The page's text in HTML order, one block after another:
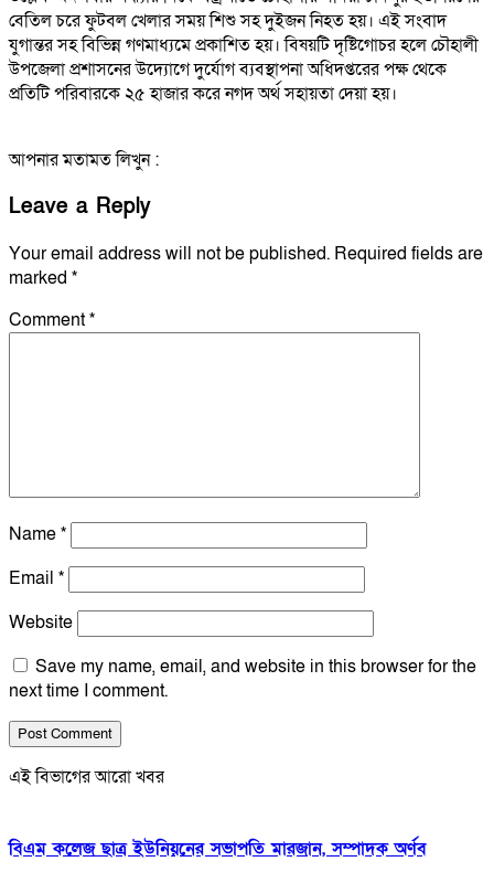
বেতিল চরে ফুটবল খেলার সময় শিশু সহ দুইজন নিহত হয়। এই সংবাদ
যুগান্তর সহ বিভিন্ন গণমাধ্যমে প্রকাশিত হয়। বিষয়টি দৃষ্টিগোচর হলে চৌহালী
উপজেলা প্রশাসনের উদ্যোগে দুর্যোগ ব্যবস্থাপনা অধিদপ্তরের পক্ষ থেকে
প্রতিটি পরিবারকে ২৫ হাজার করে নগদ অর্থ সহায়তা দেয়া হয়।
আপনার মতামত লিখুন :
Leave a Reply
Your email address will not be published. Required fields are
marked *
Comment*
Name*
Email *
Website
Save my name, email, and website in this browser for the
next time I comment.
এই বিভাগের আরো খবর
বিএম কলেজ ছাত্র ইউনিয়নের সভাপতি মারজান, সম্পাদক অর্ণব